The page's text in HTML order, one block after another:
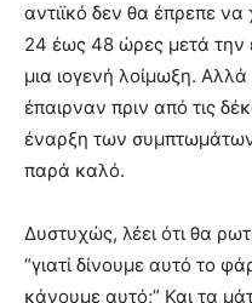
αντιϊκό δεν θα έπρεπε να
24 έως 48 ώρες μετά
μια ιογενή λοίμωξη.
έπαιρναν πριν από τις
έναρξη των
παρά καλό.
Δυστυχώς, λέει ότι θα
“γιατί δίνουμε αυτό το
κάνουμε αυτό;” Και τα